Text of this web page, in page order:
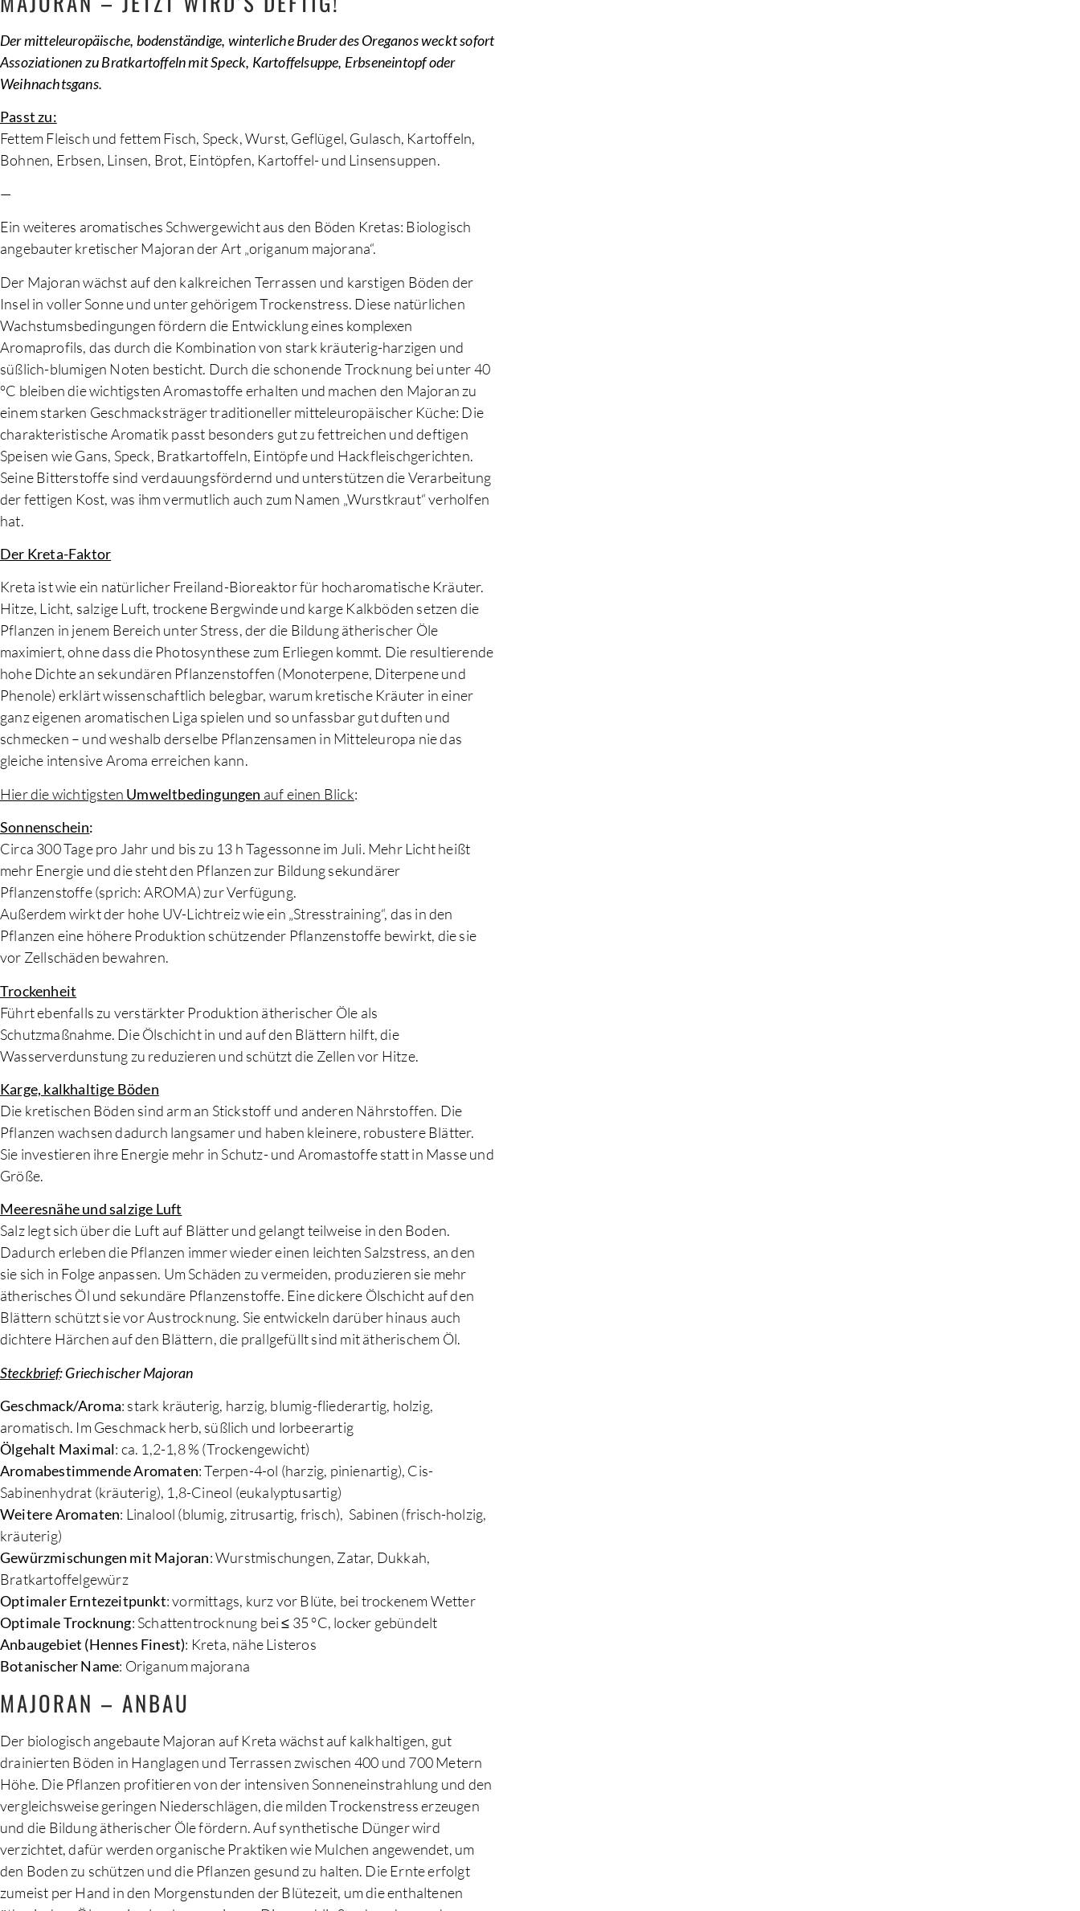
Der mitteleuropäische, bodenständige, winterliche Bruder des Oreganos weckt sofort
Assoziationen zu Bratkartoffeln mit Speck, Kartoffelsuppe, Erbseneintopf oder
Weihnachtsgans.
Passt zu:
Fettem Fleisch und fettem Fisch, Speck, Wurst, Geflügel, Gulasch, Kartoffeln,
Bohnen, Erbsen, Linsen, Brot, Eintöpfen, Kartoffel- und Linsensuppen.
—
Ein weiteres aromatisches Schwergewicht aus den Böden Kretas: Biologisch
angebauter kretischer Majoran der Art „origanum majorana“.
Der Majoran wächst auf den kalkreichen Terrassen und karstigen Böden der
Insel in voller Sonne und unter gehörigem Trockenstress. Diese natürlichen
Wachstumsbedingungen fördern die Entwicklung eines komplexen
Aromaprofils, das durch die Kombination von stark kräuterig-harzigen und
süßlich-blumigen Noten besticht. Durch die schonende Trocknung bei unter 40
°C bleiben die wichtigsten Aromastoffe erhalten und machen den Majoran zu
einem starken Geschmacksträger traditioneller mitteleuropäischer Küche: Die
charakteristische Aromatik passt besonders gut zu fettreichen und deftigen
Speisen wie Gans, Speck, Bratkartoffeln, Eintöpfe und Hackfleischgerichten.
Seine Bitterstoffe sind verdauungsfördernd und unterstützen die Verarbeitung
der fettigen Kost, was ihm vermutlich auch zum Namen „Wurstkraut“ verholfen
hat.
Der Kreta-Faktor
Kreta ist wie ein natürlicher Freiland-Bioreaktor für hocharomatische Kräuter.
Hitze, Licht, salzige Luft, trockene Bergwinde und karge Kalkböden setzen die
Pflanzen in jenem Bereich unter Stress, der die Bildung ätherischer Öle
maximiert, ohne dass die Photosynthese zum Erliegen kommt. Die resultierende
hohe Dichte an sekundären Pflanzenstoffen (Monoterpene, Diterpene und
Phenole) erklärt wissenschaftlich belegbar, warum kretische Kräuter in einer
ganz eigenen aromatischen Liga spielen und so unfassbar gut duften und
schmecken – und weshalb derselbe Pflanzensamen in Mitteleuropa nie das
gleiche intensive Aroma erreichen kann.
Hier die wichtigsten Umweltbedingungen auf einen Blick:
Sonnenschein:
Circa 300 Tage pro Jahr und bis zu 13 h Tagessonne im Juli. Mehr Licht heißt
mehr Energie und die steht den Pflanzen zur Bildung sekundärer
Pflanzenstoffe (sprich: AROMA) zur Verfügung.
Außerdem wirkt der hohe UV-Lichtreiz wie ein „Stresstraining“, das in den
Pflanzen eine höhere Produktion schützender Pflanzenstoffe bewirkt, die sie
vor Zellschäden bewahren.
Trockenheit
Führt ebenfalls zu verstärkter Produktion ätherischer Öle als
Schutzmaßnahme. Die Ölschicht in und auf den Blättern hilft, die
Wasserverdunstung zu reduzieren und schützt die Zellen vor Hitze.
Karge, kalkhaltige Böden
Die kretischen Böden sind arm an Stickstoff und anderen Nährstoffen. Die
Pflanzen wachsen dadurch langsamer und haben kleinere, robustere Blätter.
Sie investieren ihre Energie mehr in Schutz- und Aromastoffe statt in Masse und
Größe.
Meeresnähe und salzige Luft
Salz legt sich über die Luft auf Blätter und gelangt teilweise in den Boden.
Dadurch erleben die Pflanzen immer wieder einen leichten Salzstress, an den
sie sich in Folge anpassen. Um Schäden zu vermeiden, produzieren sie mehr
ätherisches Öl und sekundäre Pflanzenstoffe. Eine dickere Ölschicht auf den
Blättern schützt sie vor Austrocknung. Sie entwickeln darüber hinaus auch
dichtere Härchen auf den Blättern, die prallgefüllt sind mit ätherischem Öl.
Steckbrief:Griechischer Majoran
Geschmack/Aroma: stark kräuterig, harzig, blumig-fliederartig, holzig,
aromatisch. Im Geschmack herb, süßlich und lorbeerartig
Ölgehalt Maximal: ca. 1,2-1,8 % (Trockengewicht)
Aromabestimmende Aromaten: Terpen-4-ol (harzig, pinienartig), Cis-
Sabinenhydrat (kräuterig), 1,8-Cineol (eukalyptusartig)
Weitere Aromaten: Linalool (blumig, zitrusartig, frisch), Sabinen (frisch-holzig,
kräuterig)
Gewürzmischungen mit Majoran: Wurstmischungen, Zatar, Dukkah,
Bratkartoffelgewürz
Optimaler Erntezeitpunkt: vormittags, kurz vor Blüte, bei trockenem Wetter
Optimale Trocknung: Schattentrocknung bei ≤ 35 °C, locker gebündelt
Anbaugebiet (Hennes Finest): Kreta, nähe Listeros
Botanischer Name: Origanum majorana
MAJORAN – ANBAU
Der biologisch angebaute Majoran auf Kreta wächst auf kalkhaltigen, gut
drainierten Böden in Hanglagen und Terrassen zwischen 400 und 700 Metern
Höhe. Die Pflanzen profitieren von der intensiven Sonneneinstrahlung und den
vergleichsweise geringen Niederschlägen, die milden Trockenstress erzeugen
und die Bildung ätherischer Öle fördern. Auf synthetische Dünger wird
verzichtet, dafür werden organische Praktiken wie Mulchen angewendet, um
den Boden zu schützen und die Pflanzen gesund zu halten. Die Ernte erfolgt
zumeist per Hand in den Morgenstunden der Blütezeit, um die enthaltenen